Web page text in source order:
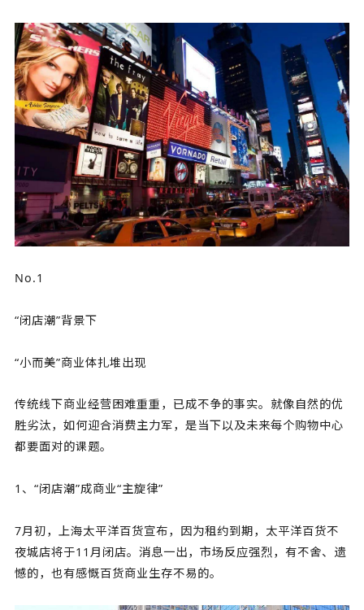
No.1
“闭店潮”背景下
“小而美”商业体扎堆出现
传统线下商业经营困难重重，已成不争的事实。就像自然的优
胜劣汰，如何迎合消费主力军，是当下以及未来每个购物中心
都要面对的课题。
1、“闭店潮”成商业“主旋律”
7月初，上海太平洋百货宣布，因为租约到期，太平洋百货不
夜城店将于11月闭店。消息一出，市场反应强烈，有不舍、遗
憾的，也有感慨百货商业生存不易的。